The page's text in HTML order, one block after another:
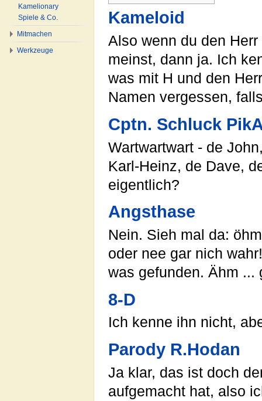
Kameloid
Also wenn du den
meinst, dann ja. Ich
was mit H und den
Namen vergessen,
Cptn. Schluck
Wartwartwart - de
Karl-Heinz, de Dave,
eigentlich?
Angsthase
Nein. Sieh mal da:
oder nee gar nich
was gefunden. Ähm ...
8-D
Ich kenne ihn nicht,
Parody R.Hodan
Ja klar, das ist doch
aufgemacht hat, also
Kamelionary
Spiele & Co.
Mitmachen
Werkzeuge